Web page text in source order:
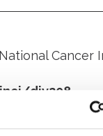
Cancer
djv208